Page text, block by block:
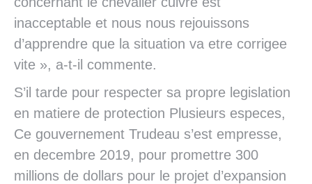
inacceptable et nous nous rejouissons
d’apprendre que la situation va etre corrigee
vite », a-t-il commente.
S’il tarde pour respecter sa propre legislation
en matiere de protection Plusieurs especes,
Ce gouvernement Trudeau s’est empresse,
en decembre 2019, pour promettre 300
millions de dollars pour le projet d’expansion